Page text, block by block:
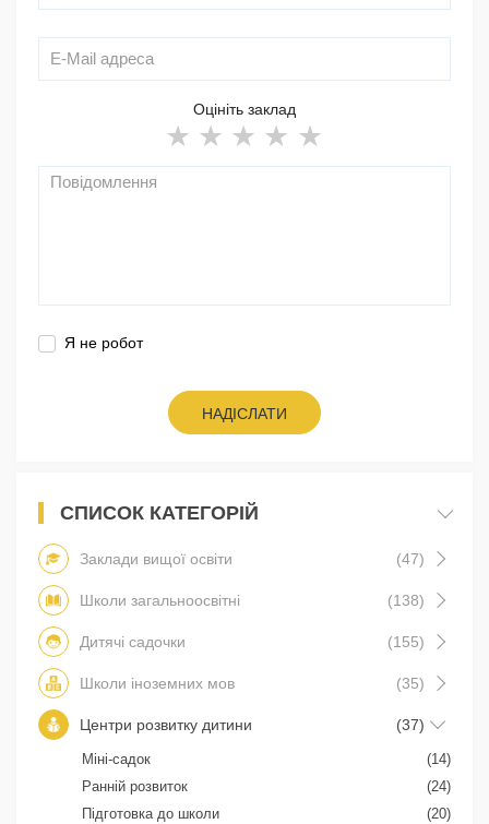
Оцініть заклад
Я не робот
НАДІСЛАТИ
СПИСОК КАТЕГОРІЙ
Заклади вищої освіти (47)
Школи загальноосвітні (138)
Дитячі садочки (155)
Школи іноземних мов (35)
Центри розвитку дитини (37)
Міні-садок
(14)
Ранній розвиток
(24)
Підготовка до школи
(20)